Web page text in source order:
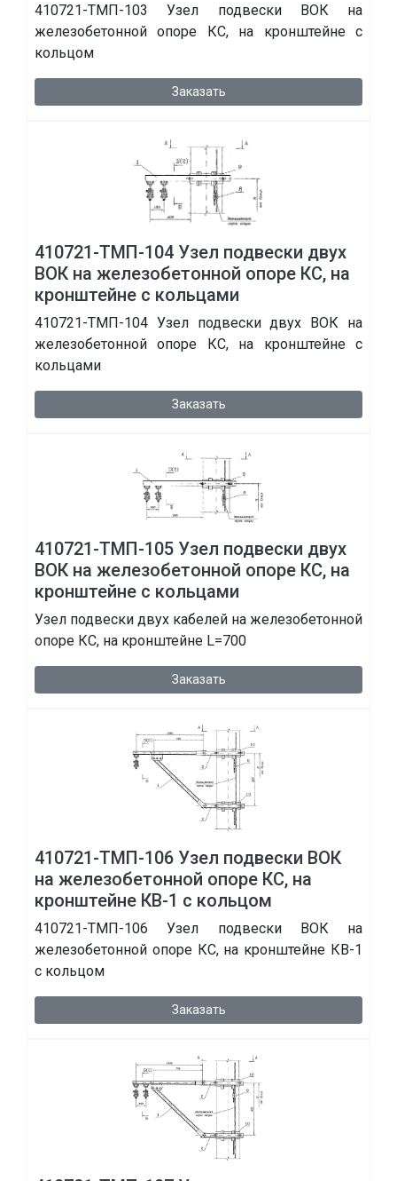
410721-ТМП-103 Узел подвески ВОК на
железобетонной опоре КС, на кронштейне с
кольцом
Заказать
410721-ТМП-104 Узел подвески двух
ВОК на железобетонной опоре КС, на
кронштейне с кольцами
410721-ТМП-104 Узел подвески двух ВОК на
железобетонной опоре КС, на кронштейне с
кольцами
Заказать
410721-ТМП-105 Узел подвески двух
ВОК на железобетонной опоре КС, на
кронштейне с кольцами
Узел подвески двух кабелей на железобетонной
опоре КС, на кронштейне L=700
Заказать
410721-ТМП-106 Узел подвески ВОК
на железобетонной опоре КС, на
кронштейне КВ-1 с кольцом
410721-ТМП-106 Узел подвески ВОК на
железобетонной опоре КС, на кронштейне КВ-1
с кольцом
Заказать